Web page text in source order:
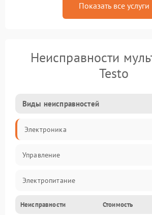
Показать все услуги
Неисправности
Testo
Виды неисправностей
Электроника
Управление
Электропитание
Измерения
Неисправности Стоимость